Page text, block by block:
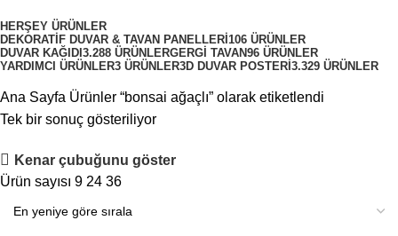
HERŞEY ÜRÜNLER
DEKORATIF DUVAR & TAVAN PANELLERI 106 ÜRÜNLER
DUVAR KAĞIDI 3.288 ÜRÜNLERGERGI TAVAN96 ÜRÜNLER
YARDIMCI ÜRÜNLER3 ÜRÜNLER3D DUVAR POSTERI 3.329 ÜRÜNLER
Ana Sayfa Ürünler “bonsai ağaçlı” olarak etiketlendi
Tek bir sonuç gösteriliyor
Kenar çubuğunu göster
Ürün sayısı 9 24 36